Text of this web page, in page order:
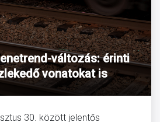
változás: érinti
vonatokat is
30. között jelentős